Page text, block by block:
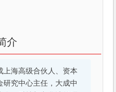
介
上海高级合伙人、资本
研究中心主任，大成中